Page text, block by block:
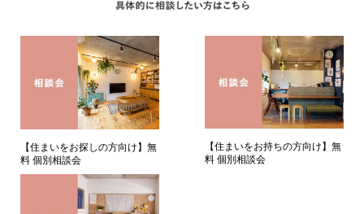
【住まいをお探しの方向け】無
料 個別相談会
【住まいをお持ちの方向け】無
料 個別相談会